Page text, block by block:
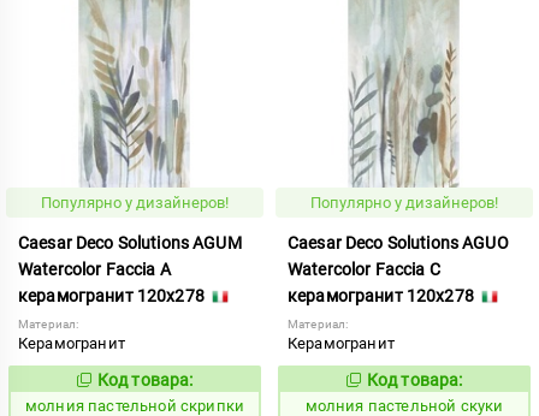
Популярно у дизайнеров!
Caesar Deco Solutions AGUM
Watercolor Faccia A
керамогранит 120x278
Материал:
Керамогранит
1008717
Код товара:
молния пастельной скрипки
Популярно у дизайнеров!
Caesar Deco Solutions AGUO
Watercolor Faccia C
керамогранит 120x278
Материал:
Керамогранит
1008719
Код товара:
молния пастельной скуки